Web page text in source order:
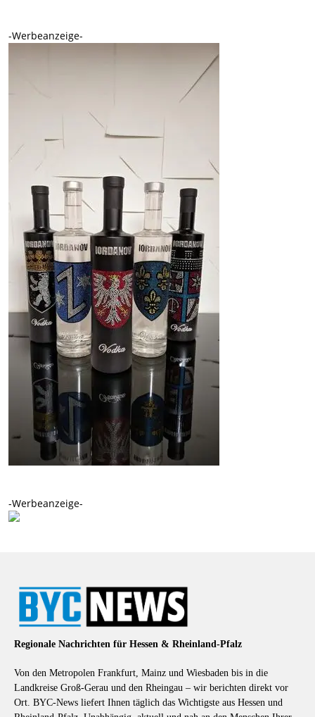
-Werbeanzeige-
-Werbeanzeige-
Regionale Nachrichten für Hessen & Rheinland-Pfalz
Von den Metropolen Frankfurt, Mainz und Wiesbaden bis in die
Landkreise Groß-Gerau und den Rheingau – wir berichten direkt vor
Ort. BYC-News liefert Ihnen täglich das Wichtigste aus Hessen und